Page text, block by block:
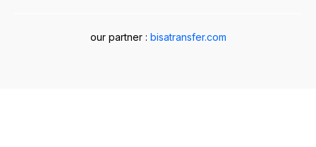
our partner : bisatransfer.com